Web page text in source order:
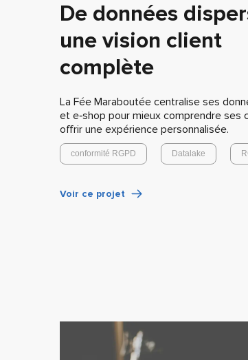
De données
une vision client
complète
La Fée Maraboutée centralise ses
et e‑shop pour mieux comprendre ses
offrir une expérience personnalisée.
conformité RGPD Datalake
Voir ce projet